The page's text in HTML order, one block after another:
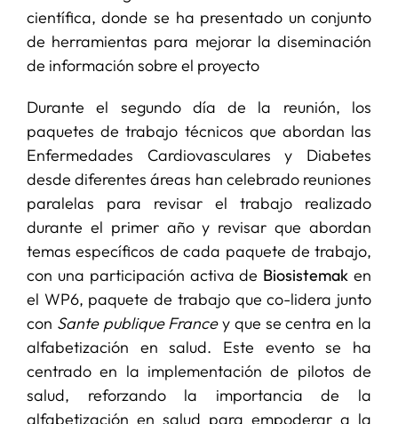
científica, donde se ha presentado un conjunto
de herramientas para mejorar la diseminación
de información sobre el proyecto
Durante el segundo día de la reunión, los
paquetes de trabajo técnicos que abordan las
Enfermedades Cardiovasculares y Diabetes
desde diferentes áreas han celebrado reuniones
paralelas para revisar el trabajo realizado
durante el primer año y revisar que abordan
temas específicos de cada paquete de trabajo,
con una participación activa de Biosistemaken
el WP6, paquete de trabajo que co-lidera junto
con Sante publique Francey que se centra en la
alfabetización en salud. Este evento se ha
centrado en la implementación de pilotos de
salud, reforzando la importancia de la
alfabetización en salud para empoderar a la